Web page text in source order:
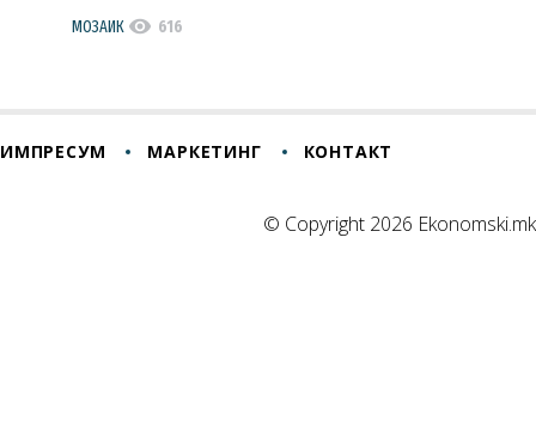
МОЗАИК visibility 616
ИМПРЕСУМ МАРКЕТИНГ КОНТАКТ
© Copyright 2026 Ekonomski.mk